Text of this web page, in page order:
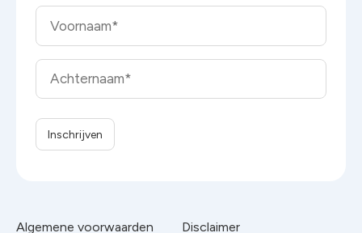
Algemene voorwaarden Disclaimer